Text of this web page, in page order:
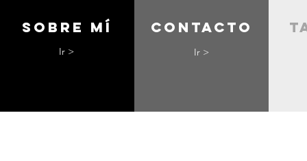
Sobre mí
Ir >
contacto
Ir >